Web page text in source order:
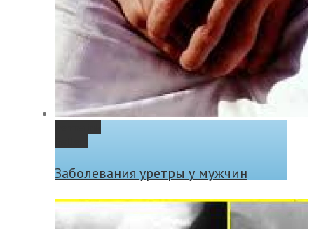
Заболевания уретры у мужчин